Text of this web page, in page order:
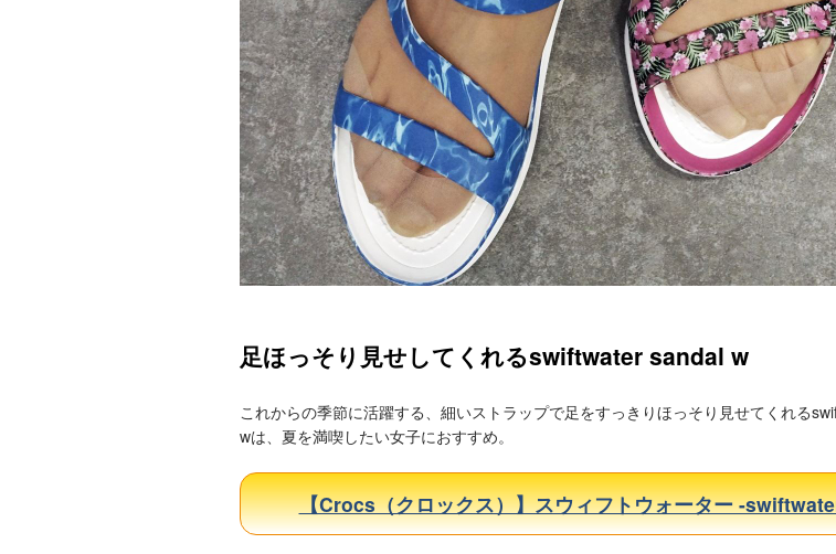
足ほっそり見せしてくれるswiftwater sandal w
これからの季節に活躍する、細いストラップで足をすっきりほっそり見せてくれる
wは、夏を満喫したい女子におすすめ。
【Crocs（クロックス）】スウィフトウォーター -